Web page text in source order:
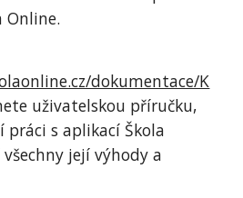
Online.
dokumentace/K
uživatelskou příručku,
práci s aplikací Škola
její výhody a